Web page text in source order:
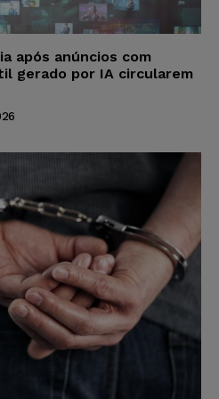
após anúncios com
gerado por IA circularem